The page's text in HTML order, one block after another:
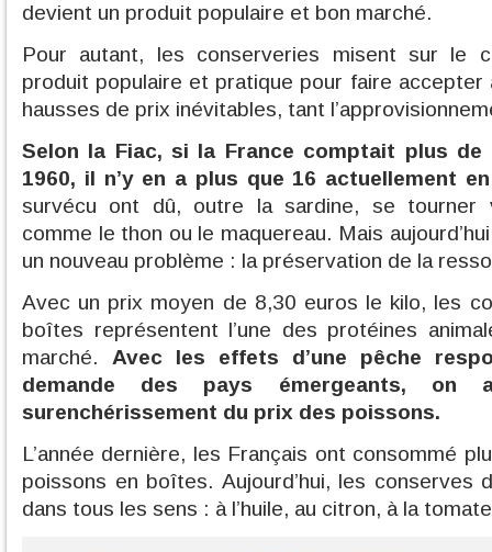
devient un produit populaire et bon marché.
Pour autant, les conserveries misent sur le
produit populaire et pratique pour faire accepter
hausses de prix inévitables, tant
Selon la Fiac, si la France comptait plus de
1960, il n’y en a plus que 16 actuellement
survécu ont dû, outre la sardine, se tourner
comme le thon ou le maquereau. Mais
un nouveau problème : la préservation de la
Avec un prix moyen de 8,30 euros le kilo, les
boîtes représentent l’une des protéines
marché. Avec les effets d’une pêche
demande des pays émergeants, on
surenchérissement du prix des poissons.
L’année dernière, les Français ont consommé
poissons en boîtes. Aujourd’hui, les conserves
dans tous les sens : à l’huile, au citron, à la